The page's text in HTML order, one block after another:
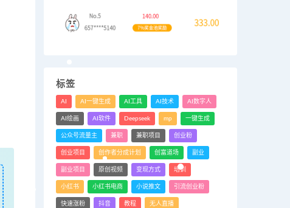
标签
AI AI一键生成 AI工具 AI技术 AI数字人
AI绘画 AI软件 Deepseek mp 一键生成
公众号流量主 兼职 兼职项目 创业粉
创业项目 创作者分成计划 创富道场 副业
副业项目 原创视频 变现方式 培训
小红书 小红书电商 小说推文 引流创业粉
快速涨粉 抖音 教程 无人直播